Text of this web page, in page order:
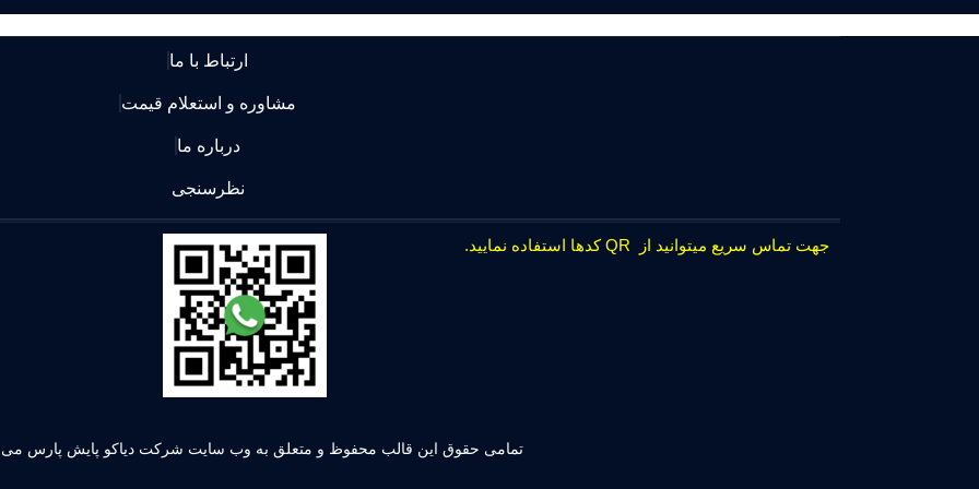
ارتباط با ما
مشاوره و استعلام قیمت
درباره ما
نظرسنجی
جهت تماس سریع میتوانید از QR کدها استفاده نمایید.
تمامی حقوق این قالب محفوظ و متعلق به وب سایت شرکت دیاکو پایش پارس می